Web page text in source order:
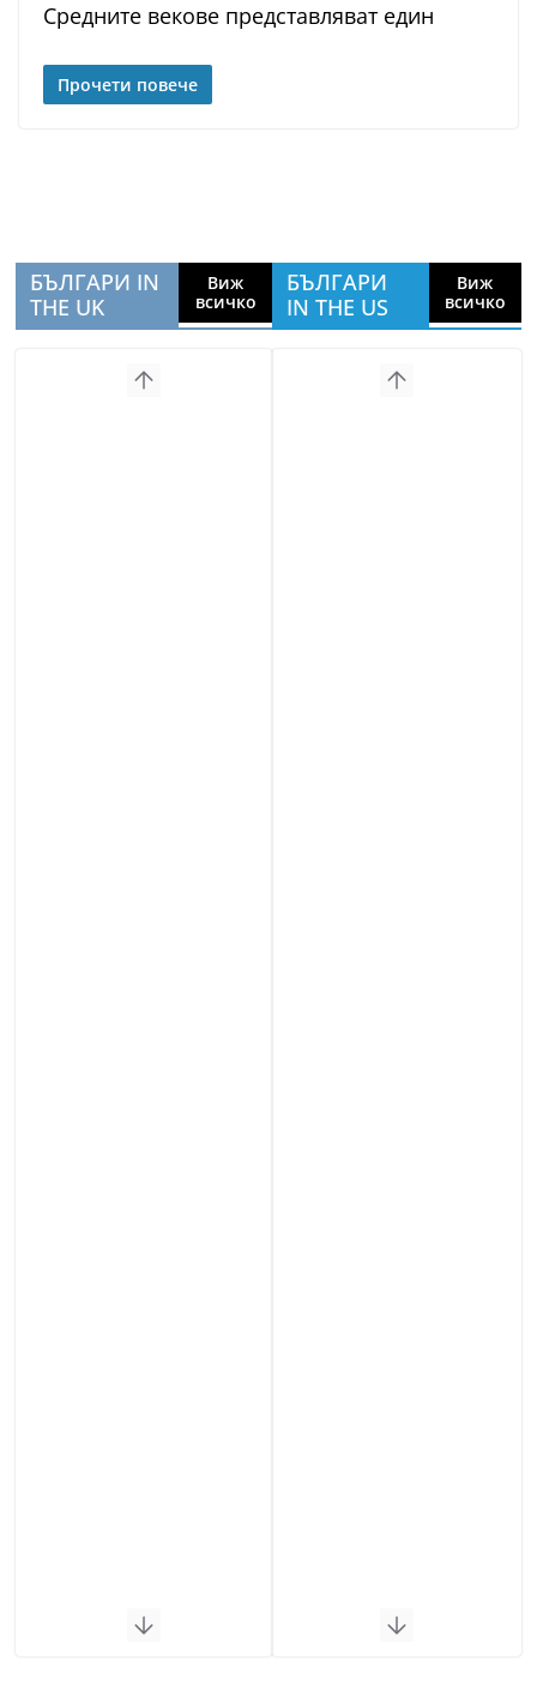
Средните векове представляват един
Прочети повече
БЪЛГАРИ IN
THE UK
Виж
всичко
БЪЛГАРИ
IN THE US
Виж
всичко